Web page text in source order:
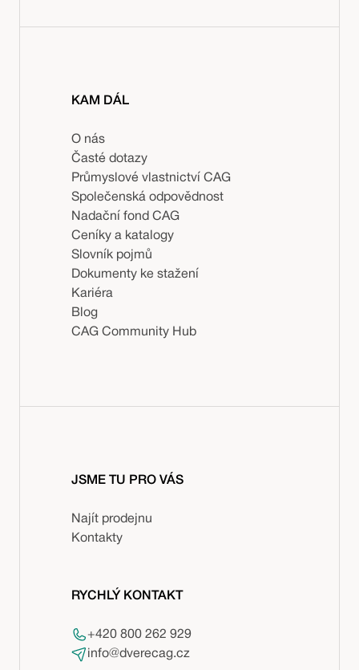
KAM DÁL
O nás
Časté dotazy
Průmyslové vlastnictví CAG
Společenská odpovědnost
Nadační fond CAG
Ceníky a katalogy
Slovník pojmů
Dokumenty ke stažení
Kariéra
Blog
CAG Community Hub
JSME TU PRO VÁS
Najít prodejnu
Kontakty
RYCHLÝ KONTAKT
+420 800 262 929
info@dverecag.cz